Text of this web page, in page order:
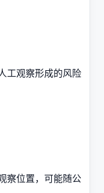
工观察形成的风险
察位置，可能随公